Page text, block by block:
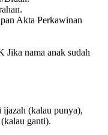
Akta Perkawinan
nama anak sudah
(kalau punya),
ganti).